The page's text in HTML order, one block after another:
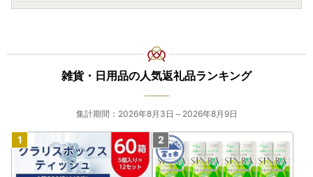
雑貨・日用品の人気返礼品ランキング
集計期間：2026年8月3日～2026年8月9日